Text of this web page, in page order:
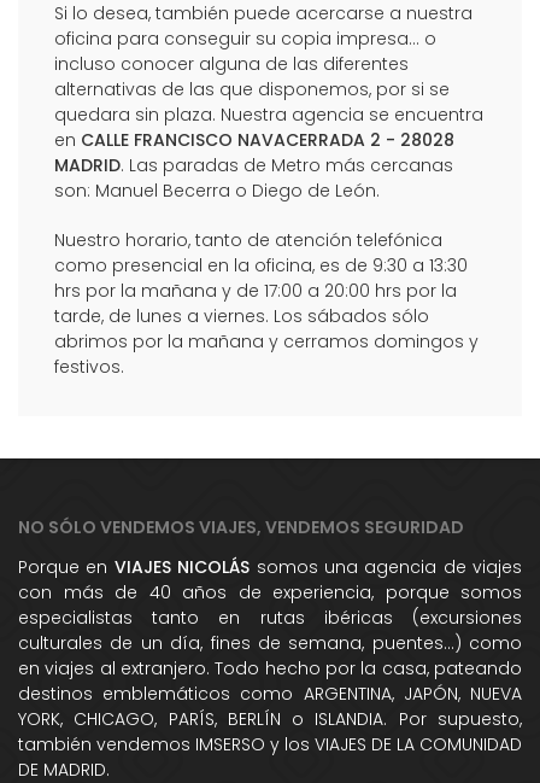
Si lo desea, también puede acercarse a nuestra
oficina para conseguir su copia impresa... o
incluso conocer alguna de las diferentes
alternativas de las que disponemos, por si se
quedara sin plaza. Nuestra agencia se encuentra
en CALLE FRANCISCO NAVACERRADA 2 - 28028
MADRID. Las paradas de Metro más cercanas
son: Manuel Becerra o Diego de León.
Nuestro horario, tanto de atención telefónica
como presencial en la oficina, es de 9:30 a 13:30
hrs por la mañana y de 17:00 a 20:00 hrs por la
tarde, de lunes a viernes. Los sábados sólo
abrimos por la mañana y cerramos domingos y
festivos.
NO SÓLO VENDEMOS VIAJES, VENDEMOS SEGURIDAD
Porque en VIAJES NICOLÁS somos una agencia de viajes
con más de 40 años de experiencia, porque somos
especialistas tanto en rutas ibéricas (excursiones
culturales de un día, fines de semana, puentes...) como
en viajes al extranjero. Todo hecho por la casa, pateando
destinos emblemáticos como ARGENTINA, JAPÓN, NUEVA
YORK, CHICAGO, PARÍS, BERLÍN o ISLANDIA. Por supuesto,
también vendemos IMSERSO y los VIAJES DE LA COMUNIDAD
DE MADRID.